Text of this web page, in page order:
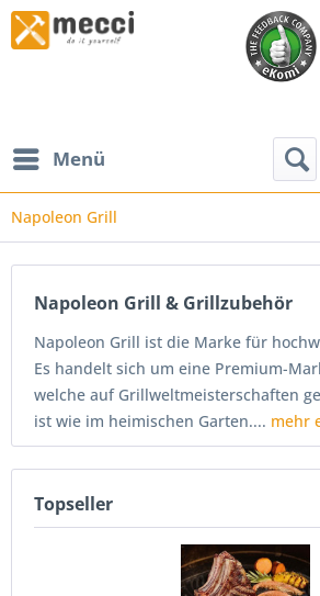
Menü
Napoleon Grill
Napoleon Grill & Grillzubehör
Napoleon Grill ist die Marke für
Es handelt sich um eine Premium-
welche auf Grillweltmeisterschaften
ist wie im heimischen Garten.... mehr
Topseller